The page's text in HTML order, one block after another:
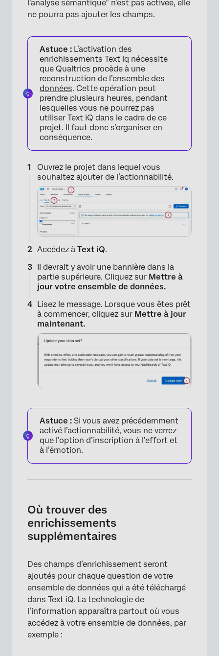
l’analyse sémantique” n’est pas activée, elle
ne pourra pas ajouter les champs.
Astuce : L’activation des
enrichissements Text iq nécessite
que Qualtrics procède à une
reconstruction de l’ensemble des
données. Cette opération peut
prendre plusieurs heures, pendant
lesquelles vous ne pourrez pas
utiliser Text iQ dans le cadre de ce
projet. Il faut donc s’organiser en
conséquence.
Ouvrez le projet dans lequel vous
souhaitez ajouter de l’actionnabilité.
Accédez à Text iQ.
Il devrait y avoir une bannière dans la
partie supérieure. Cliquez sur Mettre à
jour votre ensemble de données.
Lisez le message. Lorsque vous êtes prêt
à commencer, cliquez sur Mettre à jour
maintenant.
Astuce : Si vous avez précédemment
activé l’actionnabilité, vous ne verrez
que l’option d’inscription à l’effort et
à l’émotion.
Où trouver des
enrichissements
supplémentaires
Des champs d’enrichissement seront
ajoutés pour chaque question de votre
ensemble de données qui a été téléchargé
dans Text iQ. La technologie de
l’information apparaîtra partout où vous
accédez à votre ensemble de données, par
exemple :